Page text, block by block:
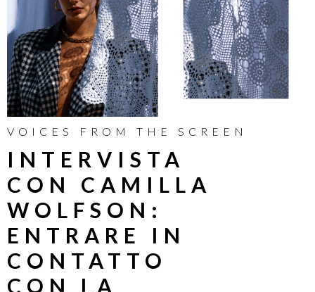
VOICES FROM THE SCREEN
INTERVISTA
CON CAMILLA
WOLFSON:
ENTRARE IN
CONTATTO
CON LA